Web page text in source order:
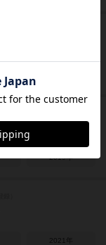
2019年
2021年